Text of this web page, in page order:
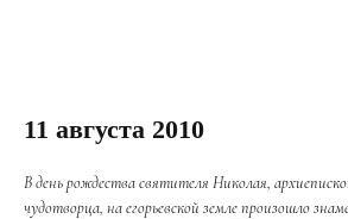
11 августа 2010
В день рождества святителя Николая,
чудотворца, на егорьевской земле произошло